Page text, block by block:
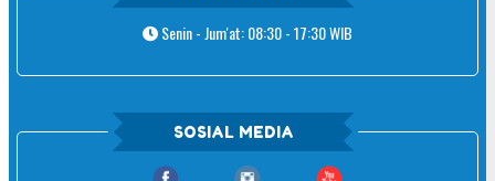
Senin - Jum'at: 08:30 - 17:30 WIB
SOSIAL MEDIA